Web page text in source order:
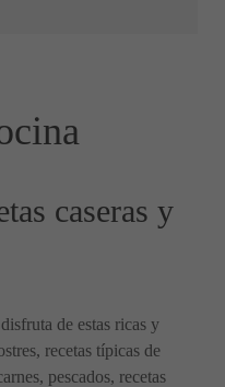
caseras y
de estas ricas y
recetas típicas de
pescados, recetas